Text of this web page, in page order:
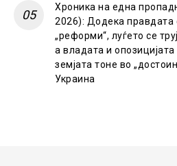
Хроника на една
2026): Додека правдата
„реформи“, луѓето се
а владата и опозицијата
земјата тоне во
Украина